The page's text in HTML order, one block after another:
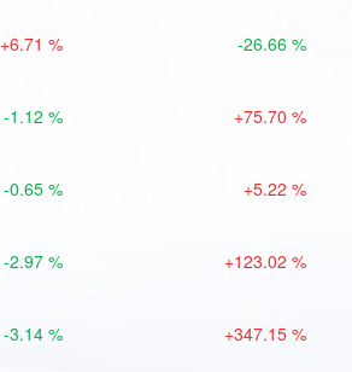
+6.71 % -26.66 %
-1.12 % +75.70 %
-0.65 % +5.22 %
-2.97 % +123.02 %
-3.14 % +347.15 %